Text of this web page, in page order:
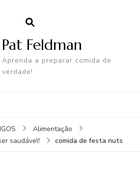
Pat Feldman
Aprenda a preparar comida de
verdade!
Alimentação
saudável!
comida de festa nuts